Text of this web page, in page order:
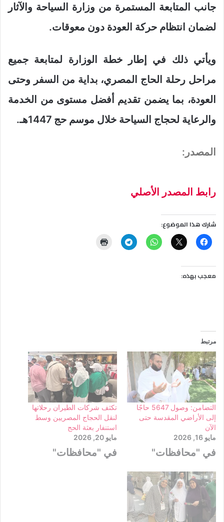
جانب المتابعة المستمرة من وزارة السياحة والآثار
لضمان انتظام حركة العودة دون معوقات.
ويأتي ذلك في إطار خطة الوزارة لمتابعة جميع
مراحل رحلة الحاج المصري، بداية من السفر وحتى
العودة، بما يضمن تقديم أفضل مستوى من الخدمة
والرعاية لحجاج السياحة خلال موسم حج 1447هـ.
المصدر:
رابط المصدر الأصلي
شارك هذا الموضوع:
معجب بهذه:
مرتبط
التضامن: وصول 5647 حاجًا
إلى الأراضي المقدسة حتى
الآن
مايو 16, 2026
في "محافظات"
تكثف شركات الطيران رحلاتها
لنقل الحجاج المصريين وسط
استنفار بعثة الحج
مايو 20, 2026
في "محافظات"